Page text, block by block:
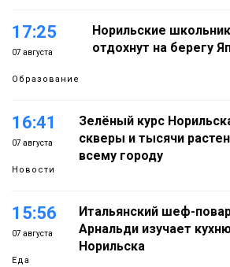
17:25
07 августа
Образование
Норильские
отдохнут на берегу
16:41
07 августа
Новости
Зелёный курс
скверы и тысячи
всему городу
15:56
07 августа
Еда
Итальянский шеф-
Арнальди изучает
Норильска